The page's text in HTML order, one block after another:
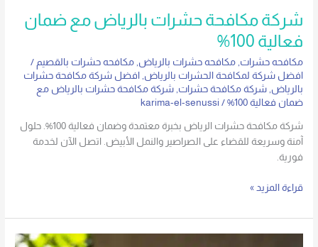
شركة مكافحة حشرات بالرياض مع ضمان
فعالية 100%
مكافحه حشرات ,مكافحه حشرات بالرياض ,مكافحه حشرات بالقصيم /
افضل شركة لمكافحة الحشرات بالرياض ,افضل شركة مكافحة حشرات
بالرياض ,شركة مكافحة حشرات ,شركة مكافحة حشرات بالرياض مع
ضمان فعالية 100%
/
karima-el-senussi
شركة مكافحة حشرات الرياض بخبرة معتمدة وضمان فعالية 100%. حلول
آمنة وسريعة للقضاء على الصراصير والنمل الأبيض. اتصل الآن لخدمة
فورية.
قراءة المزيد »